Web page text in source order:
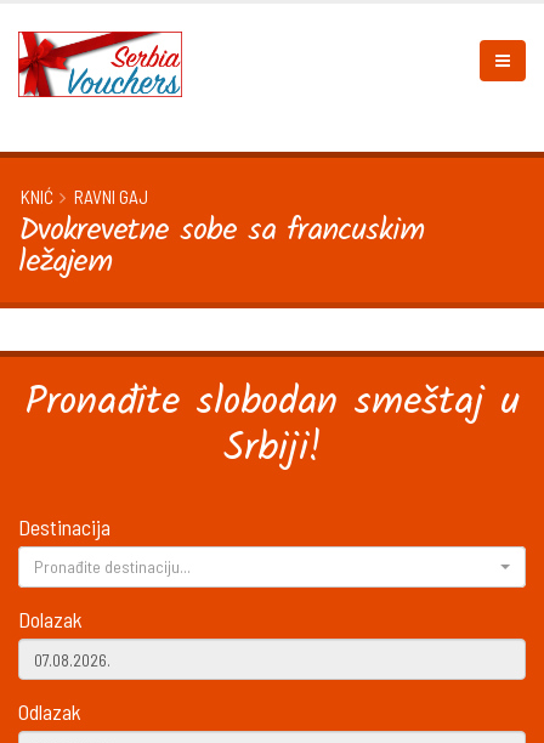
KNIĆ RAVNI GAJ
Dvokrevetne sobe sa francuskim
ležajem
Pronađite slobodan smeštaj u
Srbiji!
Destinacija
Pronađite destinaciju...
Dolazak
Odlazak